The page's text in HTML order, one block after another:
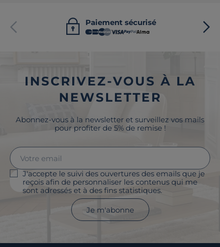
Paiement sécurisé
INSCRIVEZ-VOUS À LA
NEWSLETTER
Abonnez-vous à la newsletter et surveillez vos mails
pour profiter de 5% de remise !
J'accepte le suivi des ouvertures des emails que je
reçois afin de personnaliser les contenus qui me
sont adressés et à des fins statistiques.
Je m'abonne